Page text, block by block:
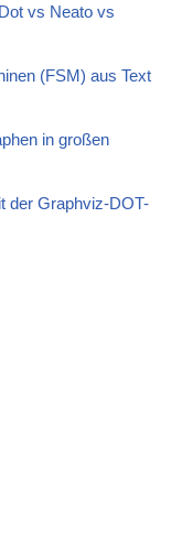
vs Neato vs
(FSM) aus Text
in großen
der Graphviz-DOT-